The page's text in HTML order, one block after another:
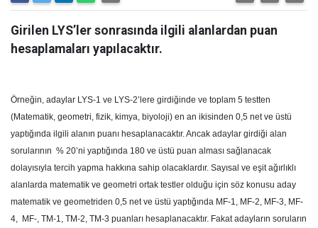
Girilen LYS’ler sonrasında ilgili alanlardan puan
hesaplamaları yapılacaktır.
Örneğin, adaylar LYS-1 ve LYS-2’lere girdiğinde ve toplam 5 testten
(Matematik, geometri, fizik, kimya, biyoloji) en an ikisinden 0,5 net ve üstü
yaptığında ilgili alanın puanı hesaplanacaktır. Ancak adaylar girdiği alan
sorularının % 20’ni yaptığında 180 ve üstü puan alması sağlanacak
dolayısıyla tercih yapma hakkına sahip olacaklardır. Sayısal ve eşit ağırlıklı
alanlarda matematik ve geometri ortak testler olduğu için söz konusu aday
matematik ve geometriden 0,5 net ve üstü yaptığında MF-1, MF-2, MF-3, MF-
4, MF-, TM-1, TM-2, TM-3 puanları hesaplanacaktır. Fakat adayların soruların